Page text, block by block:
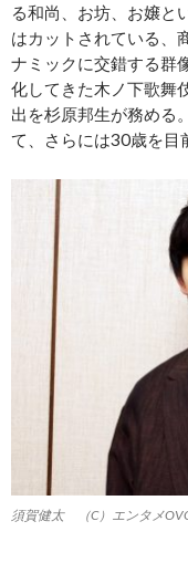
る和尚、お坊、お嬢と
はカットされている、
ナミックに交錯する群
化してきた木ノ下歌舞
出を杉原邦生が務める
て、さらには30歳を目
須賀健太 （C）エンタメ